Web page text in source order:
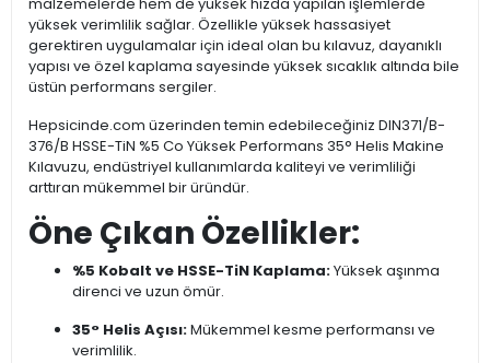
malzemelerde hem de yüksek hızda yapılan işlemlerde
yüksek verimlilik sağlar. Özellikle yüksek hassasiyet
gerektiren uygulamalar için ideal olan bu kılavuz, dayanıklı
yapısı ve özel kaplama sayesinde yüksek sıcaklık altında bile
üstün performans sergiler.
Hepsicinde.com üzerinden temin edebileceğiniz DIN371/B-
376/B HSSE-TiN %5 Co Yüksek Performans 35° Helis Makine
Kılavuzu, endüstriyel kullanımlarda kaliteyi ve verimliliği
arttıran mükemmel bir üründür.
Öne Çıkan Özellikler:
%5 Kobalt ve HSSE-TiN Kaplama:Yüksek aşınma
direnci ve uzun ömür.
35° Helis Açısı:Mükemmel kesme performansı ve
verimlilik.